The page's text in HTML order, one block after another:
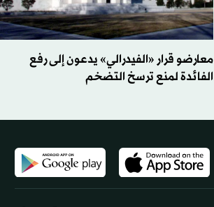
معارضو قرار «الفيدرالي» يدعون إلى رفع
الفائدة لمنع ترسخ التضخم